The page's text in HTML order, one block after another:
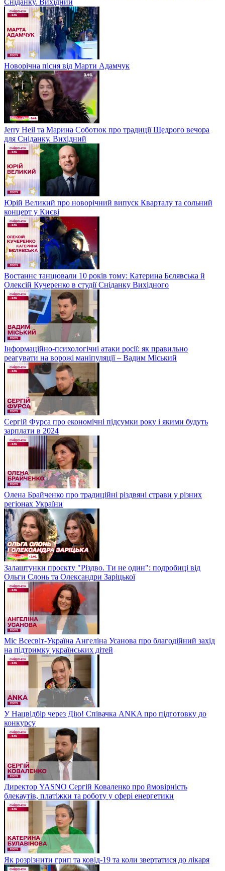
Новорічна пісня від Марти Адамчук
Jerry Heil та Марина Соботюк про традиції Щедрого вечора
для Сніданку. Вихідний
Юрій Великий про новорічний випуск Кварталу та сольний
концерт у Києві
Востаннє танцювали 10 років тому: Катерина Бєлявська й
Олексій Кучеренко в студії Сніданку Вихідного
Інформаційно-психологічні атаки росії: як правильно
реагувати на ворожі маніпуляції – Вадим Міський
Сергій Фурса про економічні підсумки року і якими будуть
зарплати в 2024
Олена Брайченко про традиційні різдвяні страви у різних
регіонах України
Залаштунки проєкту "Різдво. Ти не один": подробиці від
Ольги Слонь та Олександри Заріцької
Міс Всесвіт-Україна Ангеліна Усанова про благодійний захід
на підтримку українських дітей
У Нацвідбір через Дію! Співачка ANKA про підготовку до
конкурсу
Директор YASNO Сергій Коваленко про ймовірність
блекаутів, платіжки та роботу у сфері енергетики
Як розрізнити грип та ковід-19 та коли звертатися до лікаря